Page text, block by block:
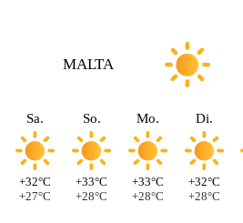
MALTA
Sa.
+32°C
+27°C
So.
+33°C
+28°C
Mo.
+33°C
+28°C
Di.
+32°C
+28°C